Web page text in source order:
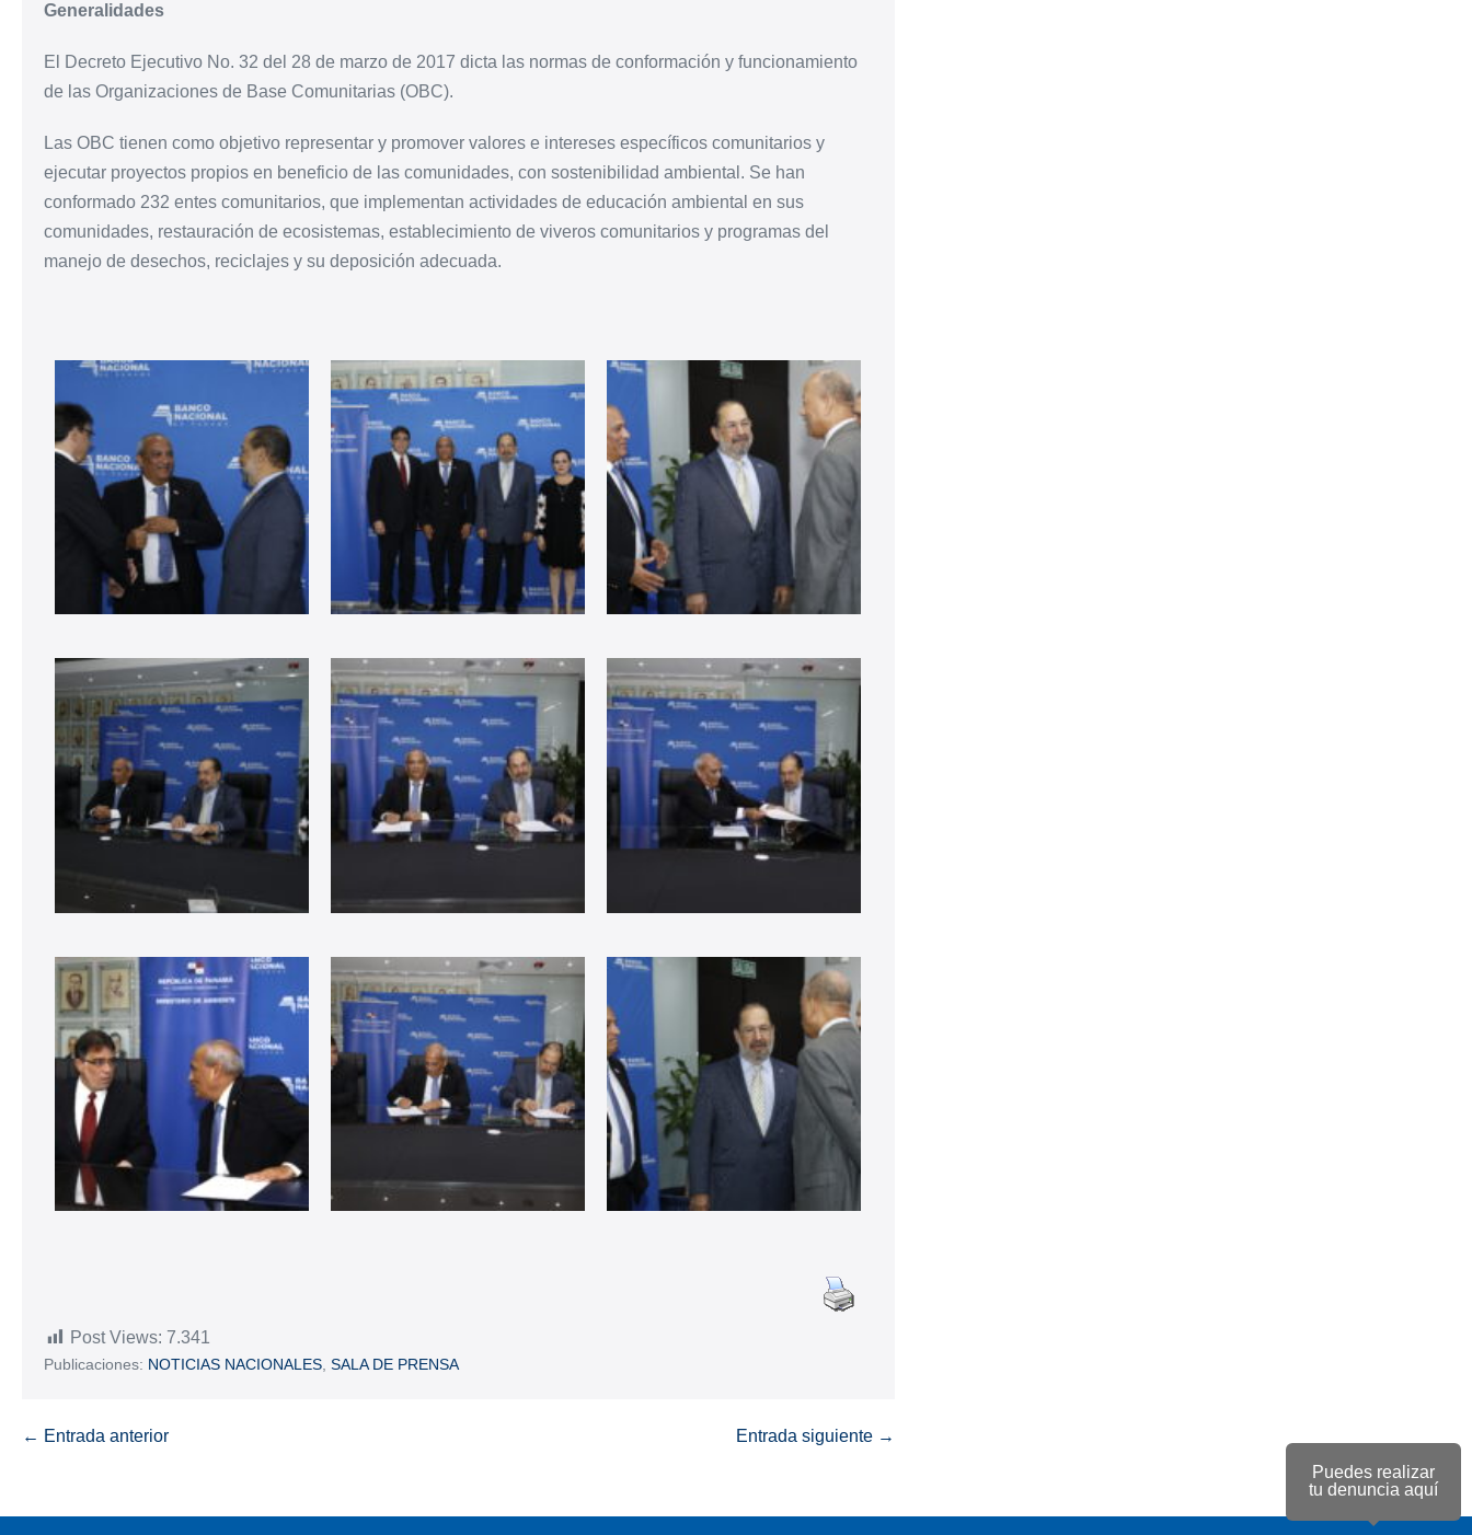
Puedes realizar
tu denuncia aquí
Generalidades
El Decreto Ejecutivo No. 32 del 28 de marzo de 2017 dicta las normas de conformación y funcionamiento
de las Organizaciones de Base Comunitarias (OBC).
Las OBC tienen como objetivo representar y promover valores e intereses específicos comunitarios y
ejecutar proyectos propios en beneficio de las comunidades, con sostenibilidad ambiental. Se han
conformado 232 entes comunitarios, que implementan actividades de educación ambiental en sus
comunidades, restauración de ecosistemas, establecimiento de viveros comunitarios y programas del
manejo de desechos, reciclajes y su deposición adecuada.
Post Views: 7.341
Publicaciones: NOTICIAS NACIONALES SALA DE PRENSA
← Entrada anterior Entrada siguiente →